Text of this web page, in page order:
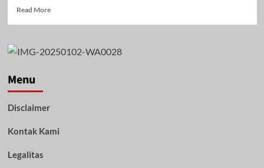
Read MoreRead
Dr.
AZ,
:
Menu
Disclaimer
Kontak Kami
Legalitas